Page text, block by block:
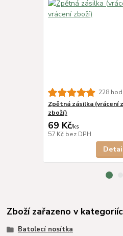
228
Zpětná zásilka (vrácení
zboží)
69 Kč/ks
57 Kč bez DPH
Zboží zařazeno v
Batolecí nosítka